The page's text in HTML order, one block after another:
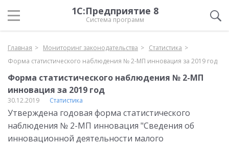
1С:Предприятие 8
Система программ
Главная Мониторинг законодательства
Статистика
Форма статистического наблюдения № 2-МП инновация за 2019 год
Форма статистического наблюдения № 2-МП
инновация за 2019 год
30.12.2019 Статистика
Утверждена годовая форма статистического
наблюдения № 2-МП инновация "Сведения об
инновационной деятельности малого